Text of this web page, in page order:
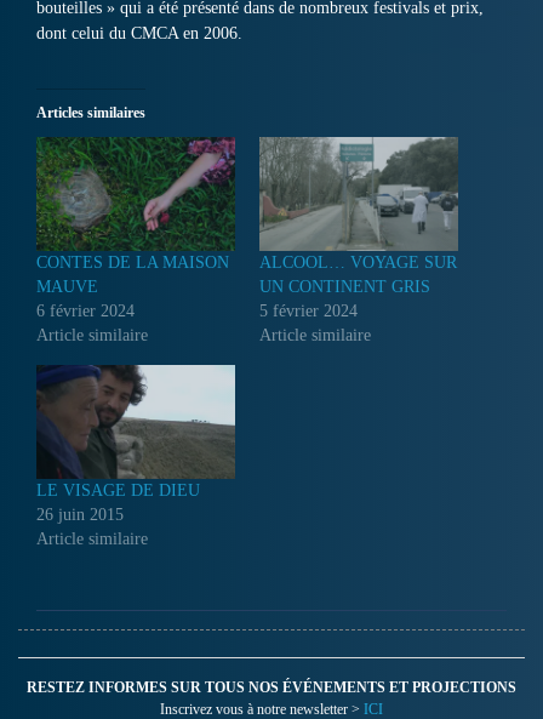
bouteilles » qui a été présenté dans de nombreux festivals et prix,
dont celui du CMCA en 2006.
Articles similaires
CONTES DE LA MAISON
MAUVE
6 février 2024
Article similaire
ALCOOL… VOYAGE SUR
UN CONTINENT GRIS
5 février 2024
Article similaire
LE VISAGE DE DIEU
26 juin 2015
Article similaire
RESTEZ INFORMES SUR TOUS NOS ÉVÉNEMENTS ET PROJECTIONS
Inscrivez vous à notre newsletter > ICI